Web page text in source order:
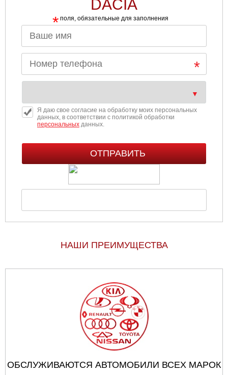
DACIA
* поля, обязательные для заполнения
Я даю свое согласие на обработку моих персональных
данных, в соответствии с политикой обработки
персональныхданных.
НАШИ ПРЕИМУЩЕСТВА
ОБСЛУЖИВАЮТСЯ АВТОМОБИЛИ ВСЕХ МАРОК